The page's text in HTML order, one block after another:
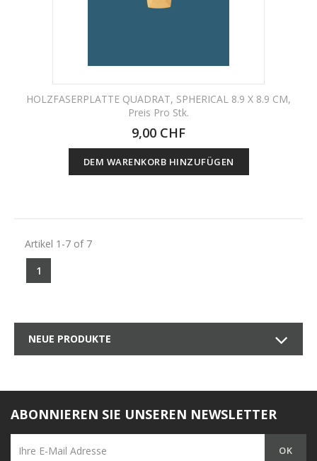
HOLZFASERPLATTE QUADRAT, SPHERICAL 8.9 X 8.9 CM,
Preis Pro Stk.
9,00 CHF
DEM WARENKORB HINZUFÜGEN
Artikel 1-7 of 7
1
NEUE PRODUKTE
ABONNIEREN SIE UNSEREN NEWSLETTER